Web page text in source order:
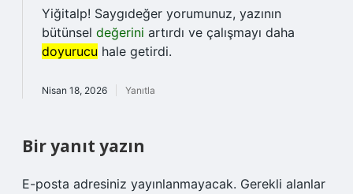
Yiğitalp! Saygıdeğer yorumunuz, yazının
bütünsel değerini artırdı ve çalışmayı daha
doyurucu hale getirdi.
Nisan 18, 2026 Yanıtla
Bir yanıt yazın
E-posta adresiniz yayınlanmayacak. Gerekli alanlar